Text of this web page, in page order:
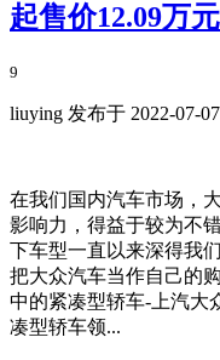
起售价12.09万
9
liuying 发布于 2022-07-07
在我们国内汽车市场，
影响力，得益于较为不
下车型一直以来深得我
把大众汽车当作自己的
中的紧凑型轿车-上汽大
凑型轿车领...